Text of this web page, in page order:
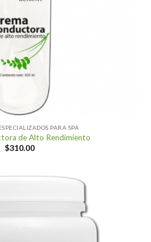
PARA SPA
de Alto Rendimiento
$310.00